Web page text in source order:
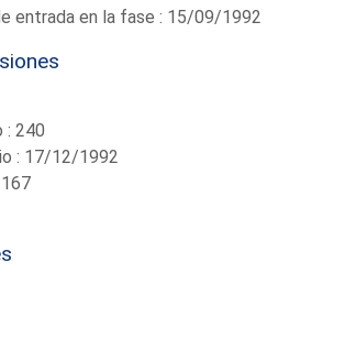
entrada en la fase : 15/09/1992
: 240
: 17/12/1992